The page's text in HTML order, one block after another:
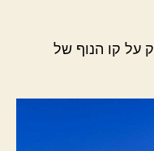
על קו הנוף של